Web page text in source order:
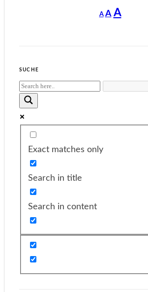
A
Decrease
font
A Reset
A
SUCHE
Exact matches only
Search in title
Search in content